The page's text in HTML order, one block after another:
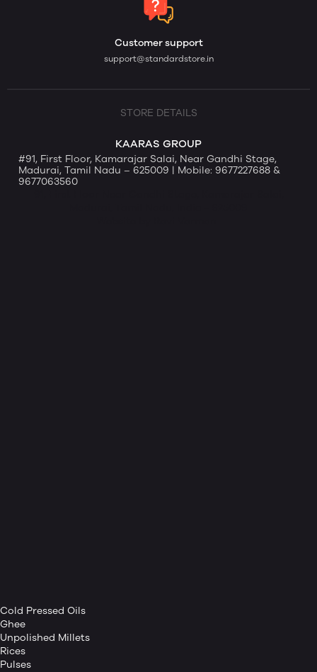
Customer support
support@standardstore.in
STORE DETAILS
KAARAS GROUP
#91, First Floor, Kamarajar Salai, Near Gandhi Stage,
Madurai, Tamil Nadu – 625009 | Mobile: 9677227688 &
9677063560
Cold Pressed Oils
Ghee
Unpolished Millets
Rices
Pulses